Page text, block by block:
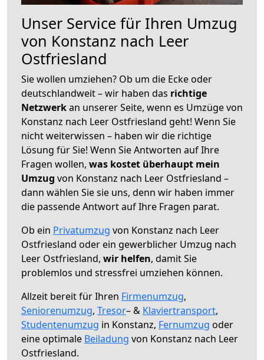
Unser Service für Ihren Umzug
von Konstanz nach Leer
Ostfriesland
Sie wollen umziehen? Ob um die Ecke oder
deutschlandweit – wir haben das richtige
Netzwerkan unserer Seite, wenn es Umzüge von
Konstanz nach Leer Ostfriesland geht! Wenn Sie
nicht weiterwissen – haben wir die richtige
Lösung für Sie! Wenn Sie Antworten auf Ihre
Fragen wollen, was kostet überhaupt mein
Umzug von Konstanz nach Leer Ostfriesland –
dann wählen Sie sie uns, denn wir haben immer
die passende Antwort auf Ihre Fragen parat.
Ob ein Privatumzug von Konstanz nach Leer
Ostfriesland oder ein gewerblicher Umzug nach
Leer Ostfriesland, wir helfen, damit Sie
problemlos und stressfrei umziehen können.
Allzeit bereit für Ihren Firmenumzug,
Seniorenumzug, Tresor– & Klaviertransport,
Studentenumzug in Konstanz, Fernumzug oder
eine optimale Beiladung von Konstanz nach Leer
Ostfriesland.